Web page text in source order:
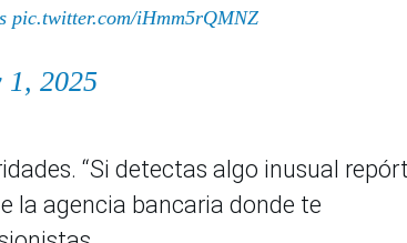
pic.twitter.com/iHmm5rQMNZ
1, 2025
“Si detectas algo inusual
la agencia bancaria donde te